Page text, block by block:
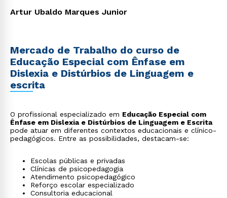
Artur Ubaldo Marques Junior
Mercado de Trabalho do curso de
Educação Especial com Ênfase em
Dislexia e Distúrbios de Linguagem e
escrita
O profissional especializado em Educação Especial com
Ênfase em Dislexia e Distúrbios de Linguagem e Escrita
pode atuar em diferentes contextos educacionais e clínico-
pedagógicos. Entre as possibilidades, destacam-se:
Escolas públicas e privadas
Clínicas de psicopedagogia
Atendimento psicopedagógico
Reforço escolar especializado
Consultoria educacional